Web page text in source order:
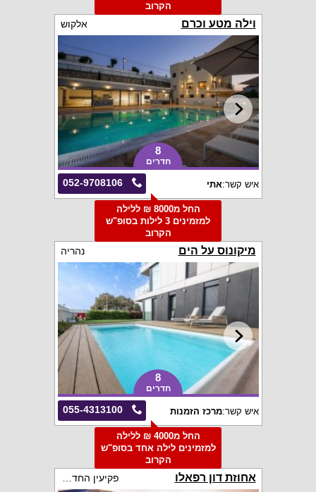
הקרוב
וילה מטע וכרם אלקוש
8
חדרים
052-9708106 איש קשר:אתי
החל מ8000 ₪ ללילה
למזמינים 3 לילות בסופ"ש
הקרוב
מיקונוס על הים נהריה
8
חדרים
055-4313100 איש קשר:מרכז הזמנות
החל מ4000 ₪ ללילה
למזמינים לילה אחד בסופ"ש
הקרוב
אחוזת דון רפאלו